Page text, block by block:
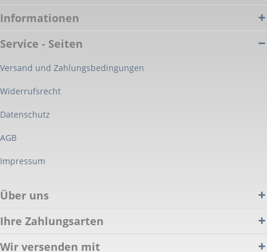
Informationen
Service - Seiten
Versand und Zahlungsbedingungen
Widerrufsrecht
Datenschutz
AGB
Impressum
Über uns
Ihre Zahlungsarten
Wir versenden mit